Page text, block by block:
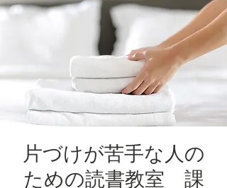
片づけが苦手な人の
ための読書教室 課